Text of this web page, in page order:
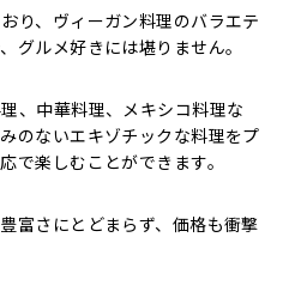
り、ヴィーガン料理のバラエテ
グルメ好きには堪りません。
、中華料理、メキシコ料理な
のないエキゾチックな料理をプ
で楽しむことができます。
富さにとどまらず、価格も衝撃